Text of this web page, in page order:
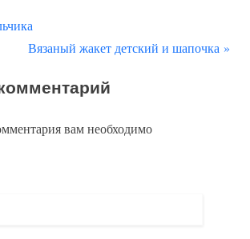
С
е
у
Вязаный жакет детский и шапочка
вам необходимо